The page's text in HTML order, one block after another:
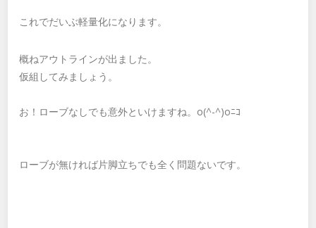
これでだいぶ軽量化になります。
概ねアウトラインが出ました。
仮組してみましょう。
お！ローブなしでも意外といけますね。o(^-^)oﾆｺ
ローブが無ければ片脚立ちでも全く問題ないです。